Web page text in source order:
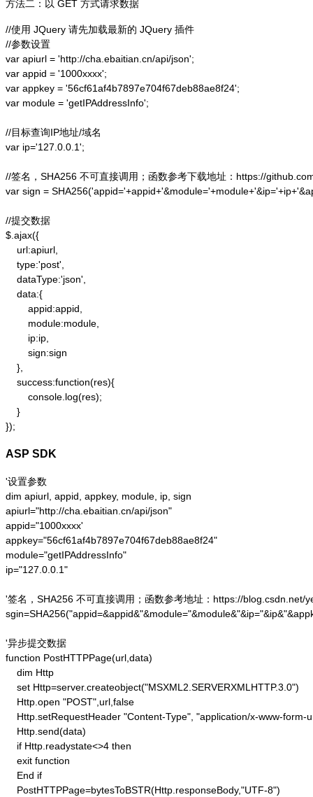
方法二：以 GET 方式请求数据
//使用 JQuery 请先加载最新的 JQuery 插件
//参数设置
var apiurl = 'http://cha.ebaitian.cn/api/json';
var appid = '1000xxxx';
var appkey = '56cf61af4b7897e704f67deb88ae8f24';
var module = 'getIPAddressInfo';
//目标查询IP地址/域名
var ip='127.0.0.1';
//签名，SHA256 不可直接调用；函数参考下载地址：https://
var sign =
//提交数据
$.ajax({
    url:apiurl,
    type:'post',
    dataType:'json',
    data:{
        appid:appid,
        module:module,
        ip:ip,
        sign:sign
    },
    success:function(res){
        console.log(res);
    }
});
ASP SDK
'设置参数
dim apiurl, appid, appkey, module, ip, sign
apiurl="http://cha.ebaitian.cn/api/json"
appid="1000xxxx'
appkey="56cf61af4b7897e704f67deb88ae8f24"
module="getIPAddressInfo"
ip="127.0.0.1"
'签名，SHA256 不可直接调用；函数参考地址：https://blog.csdn.net/
'异步提交数据
function PostHTTPPage(url,data)
    dim Http
    set Http=server.createobject("MSXML2.SERVERXMLHTTP.3.0")
    Http.open "POST",url,false
Http.setRequestHeader "Content-Type", "application/x-www-form-
    Http.send(data)
    if Http.readystate<>4 then
    exit function
    End if
    PostHTTPPage=bytesToBSTR(Http.responseBody,"UTF-8")